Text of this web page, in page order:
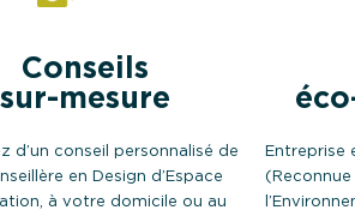
Conseils
sur-mesure
d’un conseil personnalisé de
en Design d’Espace
à votre domicile ou au
Entreprise